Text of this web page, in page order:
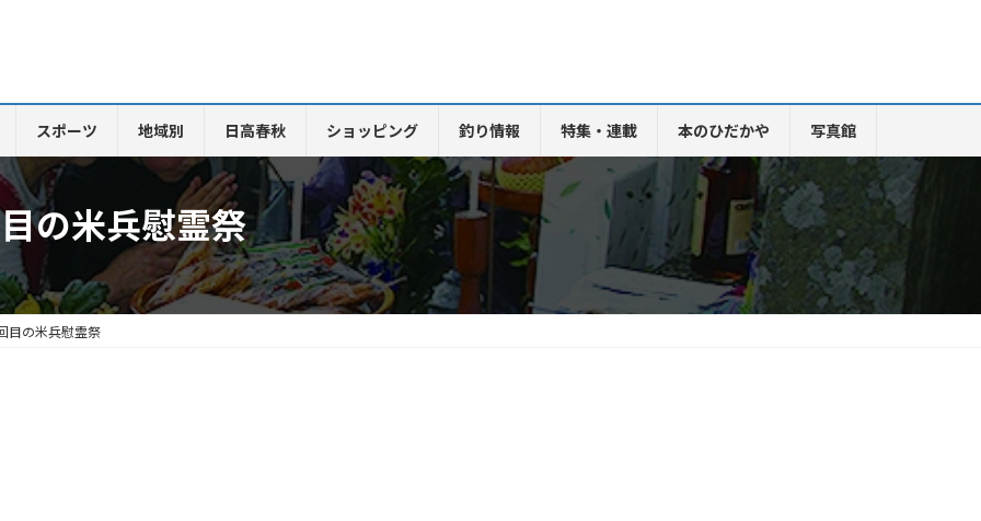
スポーツ 地域別 日高春秋 ショッピング 釣り情報 特集・連載 本のひだかや 写真館
の米兵慰霊祭
の米兵慰霊祭